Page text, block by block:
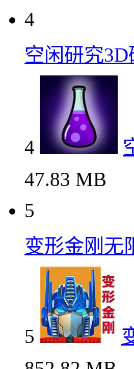
4
空闲研究
4
47.83 MB
5
变形金刚无
5